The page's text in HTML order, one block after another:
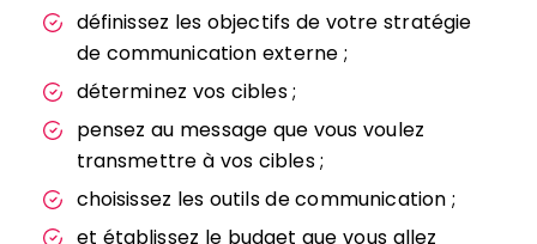
définissez les objectifs de votre stratégie
de communication externe ;
déterminez vos cibles ;
pensez au message que vous voulez
transmettre à vos cibles ;
choisissez les outils de communication ;
et établissez le budget que vous allez